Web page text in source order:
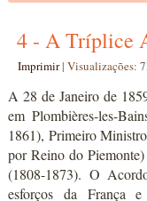
4 - A Tríplice
Imprimir|Visualizações:
A 28 de Janeiro de
em Plombières-les-
1861), Primeiro
por Reino do
(1808-1873). O
esforços da França